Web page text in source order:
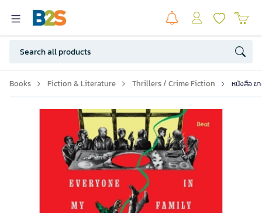
Books Fiction & Literature Thrillers / Crime Fiction หนังสือ ฆ